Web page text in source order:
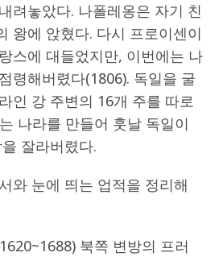
려놓았다. 나폴레옹은 자기 친
왕에 앉혔다. 다시 프로이센이
스에 대들었지만, 이번에는 나
령해버렸다(1806). 독일을 굴
인 강 주변의 16개 주를 따로
나라를 만들어 훗날 독일이
잘라버렸다.
와 눈에 띄는 업적을 정리해
북쪽 변방의 프러